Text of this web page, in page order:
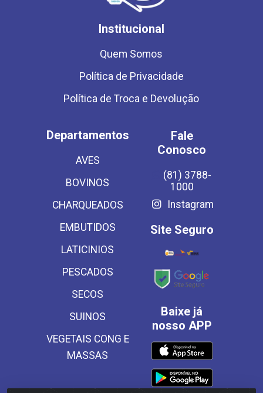
Institucional
Quem Somos
Política de Privacidade
Política de Troca e Devolução
Departamentos
AVES
BOVINOS
CHARQUEADOS
EMBUTIDOS
LATICINIOS
PESCADOS
SECOS
SUINOS
VEGETAIS CONG E
MASSAS
Fale
Conosco
(81) 3788-
1000
Instagram
Site Seguro
Baixe já
nosso APP